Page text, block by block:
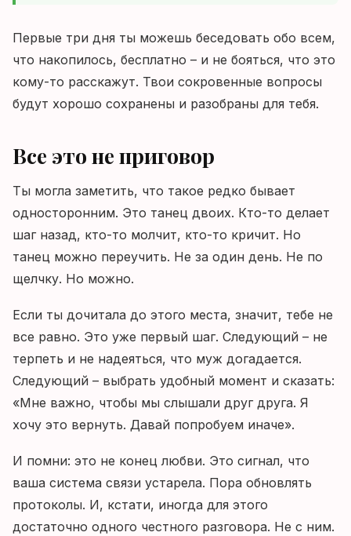
Первые три дня ты можешь беседовать обо всем,
что накопилось, бесплатно – и не бояться, что это
кому-то расскажут. Твои сокровенные вопросы
будут хорошо сохранены и разобраны для тебя.
Все это не приговор
Ты могла заметить, что такое редко бывает
односторонним. Это танец двоих. Кто-то делает
шаг назад, кто-то молчит, кто-то кричит. Но
танец можно переучить. Не за один день. Не по
щелчку. Но можно.
Если ты дочитала до этого места, значит, тебе не
все равно. Это уже первый шаг. Следующий – не
терпеть и не надеяться, что муж догадается.
Следующий – выбрать удобный момент и сказать:
«Мне важно, чтобы мы слышали друг друга. Я
хочу это вернуть. Давай попробуем иначе».
И помни: это не конец любви. Это сигнал, что
ваша система связи устарела. Пора обновлять
протоколы. И, кстати, иногда для этого
достаточно одного честного разговора. Не с ним.